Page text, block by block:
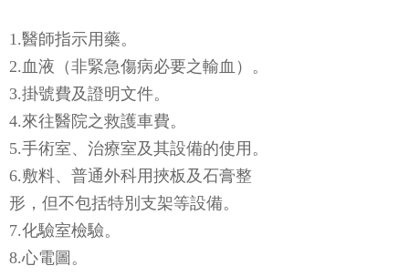
1.醫師指示用藥。
2.血液（非緊急傷病必要之輸血）。
3.掛號費及證明文件。
4.來往醫院之救護車費。
5.手術室、治療室及其設備的使用。
6.敷料、普通外科用挾板及石膏整
形，但不包括特別支架等設備。
7.化驗室檢驗。
8.心電圖。